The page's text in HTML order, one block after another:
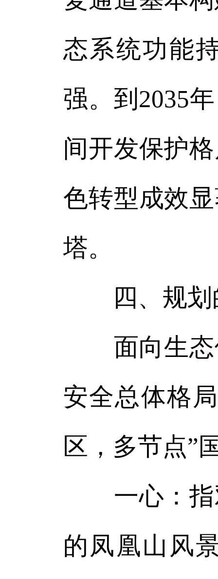
态系统功能
强。到2035
间开发保护
色转型成效
塔。
四、规
面向生态
安全总体格
区，多节点”
一心：指
的凤凰山风